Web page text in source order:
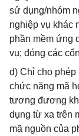
sử dụng/nhóm
nghiệp vụ khác
phần mềm ứng
vụ; đóng các
d) Chỉ cho
chức năng mã
tương đương
dụng từ xa trên
mã nguồn của